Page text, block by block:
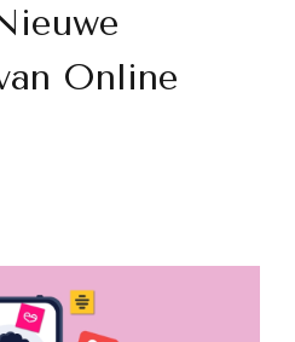
Online